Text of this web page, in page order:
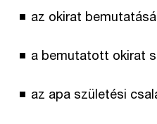
az okirat
a bemutatott okirat
az apa születési